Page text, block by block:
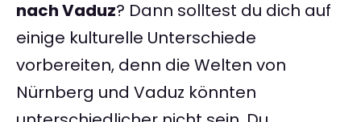
nach Vaduz? Dann solltest du dich auf
einige kulturelle Unterschiede
vorbereiten, denn die Welten von
Nürnberg und Vaduz könnten